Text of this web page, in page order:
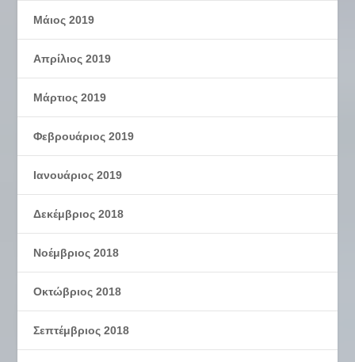
Μάιος 2019
Απρίλιος 2019
Μάρτιος 2019
Φεβρουάριος 2019
Ιανουάριος 2019
Δεκέμβριος 2018
Νοέμβριος 2018
Οκτώβριος 2018
Σεπτέμβριος 2018